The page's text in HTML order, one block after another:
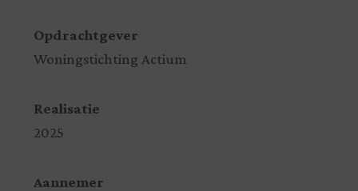
Opdrachtgever
Woningstichting Actium
Realisatie
2025
Aannemer